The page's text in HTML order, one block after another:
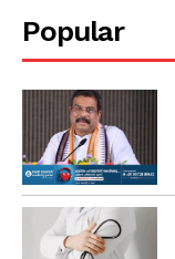
Popular